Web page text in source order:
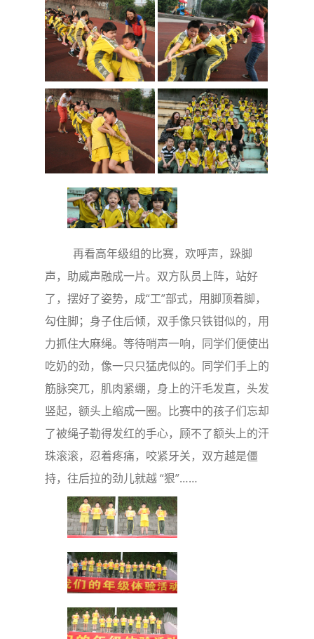
再看高年级组的比赛，欢呼声，跺脚
声，助威声融成一片。双方队员上阵，站好
了，摆好了姿势，成“工”部式，用脚顶着脚，
勾住脚；身子住后倾，双手像只铁钳似的，用
力抓住大麻绳。等待哨声一响，同学们便使出
吃奶的劲，像一只只猛虎似的。同学们手上的
筋脉突兀，肌肉紧绷，身上的汗毛发直，头发
竖起，额头上缩成一圈。比赛中的孩子们忘却
了被绳子勒得发红的手心，顾不了额头上的汗
珠滚滚，忍着疼痛，咬紧牙关，双方越是僵
持，往后拉的劲儿就越 “狠”……